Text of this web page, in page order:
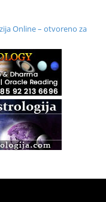
Online – otvoreno za
i Online